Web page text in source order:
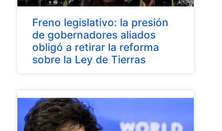
Freno legislativo: la presión
de gobernadores aliados
obligó a retirar la reforma
sobre la Ley de Tierras